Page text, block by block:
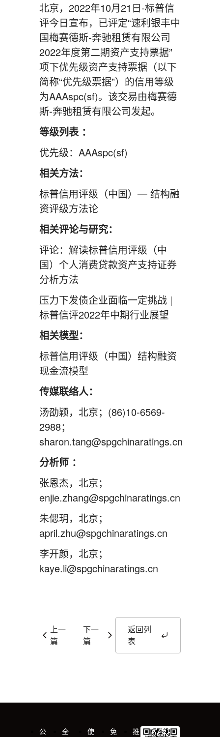
北京，2022年10月21日-标普信
评今日宣布，已评定“速利银丰中
国梅赛德斯-奔驰租赁有限公司
2022年度第二期资产支持票据”
项下优先级资产支持票据（以下
简称“优先级票据”）的信用等级
为AAAspc(sf)。该交易由梅赛德
斯-奔驰租赁有限公司发起。
等级列表 ：
优先级：AAAspc(sf)
相关方法：
标普信用评级（中国）— 结构融
资评级方法论
相关评论与研究：
评论：解读标普信用评级（中
国）个人消费贷款资产支持证券
分析方法
压力下发债企业面临一定挑战 |
标普信评2022年中期行业展望
相关模型：
标普信用评级（中国）结构融资
现金流模型
传媒联络人：
汤劭颖，北京；(86)10-6569-
2988；
sharon.tang@spgchinaratings.cn
分析师 ：
张恩杰，北京；
enjie.zhang@spgchinaratings.cn
朱偲玥，北京；
april.zhu@spgchinaratings.cn
李开颜，北京；
kaye.li@spgchinaratings.cn
上一
篇
下一
篇
返回列
表
公
全
使
免
推